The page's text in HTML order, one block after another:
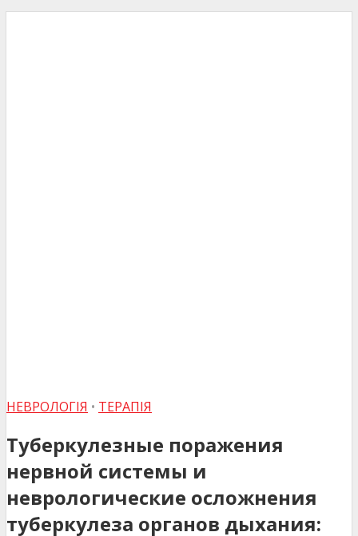
НЕВРОЛОГІЯ • ТЕРАПІЯ
Туберкулезные поражения
нервной системы и
неврологические осложнения
туберкулеза органов дыхания: